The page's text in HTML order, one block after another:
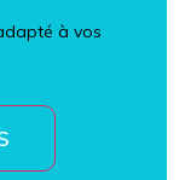
à vos